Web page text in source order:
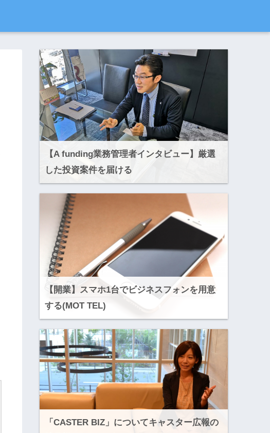
【A funding業務管理者インタビュー】厳選
した投資案件を届ける
【開業】スマホ1台でビジネスフォンを用意
する(MOT TEL)
「CASTER BIZ」についてキャスター広報の